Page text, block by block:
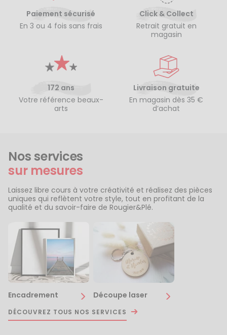
Paiement sécurisé
En 3 ou 4 fois sans frais
Click & Collect
Retrait gratuit en
magasin
172 ans
Votre référence beaux-
arts
Livraison gratuite
En magasin dès 35 €
d’achat
Nos services
sur mesures
Laissez libre cours à votre créativité et réalisez des pièces
uniques qui reflètent votre style, tout en profitant de la
qualité et du savoir-faire de Rougier&Plé.
Encadrement Découpe laser
DÉCOUVREZ TOUS NOS SERVICES